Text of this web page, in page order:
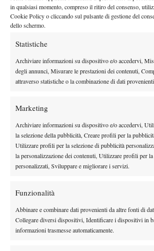
in qualsiasi momento, compreso il ritiro del consenso,
Cookie Policy o cliccando sul pulsante di gestione del
dello schermo.
Statistiche
Archiviare informazioni su dispositivo e/o accedervi,
degli annunci, Misurare le prestazioni dei contenuti,
attraverso statistiche o la combinazione di dati
Marketing
Archiviare informazioni su dispositivo e/o accedervi,
la selezione della pubblicità, Creare profili per la
Utilizzare profili per la selezione di pubblicità
la personalizzazione dei contenuti, Utilizzare profili per
personalizzati, Sviluppare e migliorare i servizi.
Funzionalità
Abbinare e combinare dati provenienti da altre fonti di
Collegare diversi dispositivi, Identificare i dispositivi in
informazioni trasmesse automaticamente.
Instagram
Testata giornalisticaSpazio Tennis